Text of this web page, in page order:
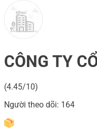
CÔNG TY
(4.45/10)
Người theo dõi: 164